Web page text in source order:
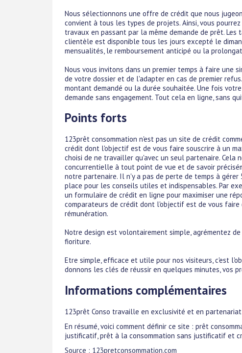
Nous sélectionnons une offre de crédit que nous
convient à tous les types de projets. Ainsi, vous
travaux en passant par la même demande de prêt.
clientèle est disponible tous les jours excepté le
mensualités, le remboursement anticipé ou la
Nous vous invitons dans un premier temps à faire une
de votre dossier et de l'adapter en cas de premier
montant demandé ou la durée souhaitée. Une fois
demande sans engagement. Tout cela en ligne, sans
Points forts
123prêt consommation n'est pas un site de crédit
crédit dont l'objectif est de vous faire souscrire à un
choisi de ne travailler qu'avec un seul partenaire.
concurrentielle à tout point de vue et de savoir
notre partenaire. Il n'y a pas de perte de temps à
place pour les conseils utiles et indispensables. Par
un formulaire de crédit en ligne pour maximiser une
comparateurs de crédit dont l'objectif est de vous faire
rémunération.
Notre design est volontairement simple, agrémentez
fioriture.
Etre simple, efficace et utile pour nos visiteurs, c'est
donnons les clés de réussir en quelques minutes, vos
Informations complémentaires
123prêt Conso travaille en exclusivité et en
En résumé, voici comment définir ce site : prêt
justificatif, prêt à la consommation sans justificatif et
Source : 123pretconsommation.com